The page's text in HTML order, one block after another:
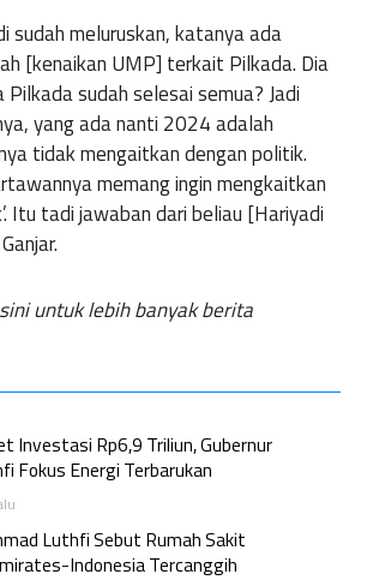
sudah meluruskan, katanya ada
[kenaikan UMP] terkait Pilkada. Dia
Pilkada sudah selesai semua? Jadi
yang ada nanti 2024 adalah
tidak mengaitkan dengan politik.
memang ingin mengkaitkan
Itu tadi jawaban dari beliau [Hariyadi
untuk lebih banyak berita
Investasi Rp6,9 Triliun, Gubernur
Fokus Energi Terbarukan
Luthfi Sebut Rumah Sakit
Indonesia Tercanggih